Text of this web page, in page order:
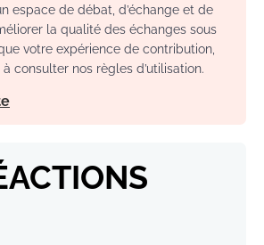
espace de débat, d’échange et de
la qualité des échanges sous
votre expérience de contribution,
consulter nos règles d’utilisation.